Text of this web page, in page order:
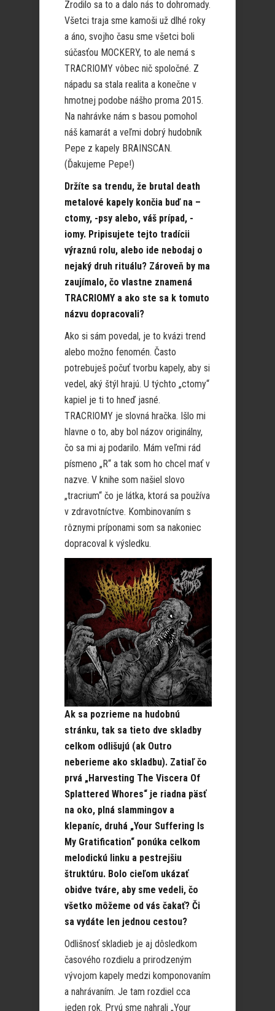
Zrodilo sa to a dalo nás to dohromady.
Všetci traja sme kamoši už dlhé roky
a áno, svojho času sme všetci boli
súčasťou MOCKERY, to ale nemá s
TRACRIOMY vôbec nič spoločné. Z
nápadu sa stala realita a konečne v
hmotnej podobe nášho proma 2015.
Na nahrávke nám s basou pomohol
náš kamarát a veľmi dobrý hudobník
Pepe z kapely BRAINSCAN.
(Ďakujeme Pepe!)
Držíte sa trendu, že brutal death
metalové kapely končia buď na –
ctomy, -psy alebo, váš prípad, -
iomy. Pripisujete tejto tradícii
výraznú rolu, alebo ide nebodaj o
nejaký druh rituálu? Zároveň by ma
zaujímalo, čo vlastne znamená
TRACRIOMY a ako ste sa k tomuto
názvu dopracovali?
Ako si sám povedal, je to kvázi trend
alebo možno fenomén. Často
potrebuješ počuť tvorbu kapely, aby si
vedel, aký štýl hrajú. U týchto „ctomy“
kapiel je ti to hneď jasné.
TRACRIOMY je slovná hračka. Išlo mi
hlavne o to, aby bol názov originálny,
čo sa mi aj podarilo. Mám veľmi rád
písmeno „R“ a tak som ho chcel mať v
nazve. V knihe som našiel slovo
„tracrium“ čo je látka, ktorá sa používa
v zdravotníctve. Kombinovaním s
rôznymi príponami som sa nakoniec
dopracoval k výsledku.
Ak sa pozrieme na hudobnú
stránku, tak sa tieto dve skladby
celkom odlišujú (ak Outro
neberieme ako skladbu). Zatiaľ čo
prvá „Harvesting The Viscera Of
Splattered Whores“ je riadna päsť
na oko, plná slammingov a
klepaníc, druhá „Your Suffering Is
My Gratification“ ponúka celkom
melodickú linku a pestrejšiu
štruktúru. Bolo cieľom ukázať
obidve tváre, aby sme vedeli, čo
všetko môžeme od vás čakať? Či
sa vydáte len jednou cestou?
Odlišnosť skladieb je aj dôsledkom
časového rozdielu a prirodzeným
vývojom kapely medzi komponovaním
a nahrávaním. Je tam rozdiel cca
jeden rok. Prvú sme nahrali „Your